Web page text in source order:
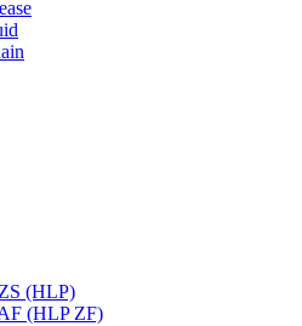
(HLP)
(HLP ZF)